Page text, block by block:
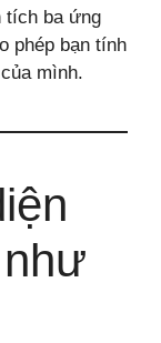
tích ba ứng
phép bạn tính
mình.